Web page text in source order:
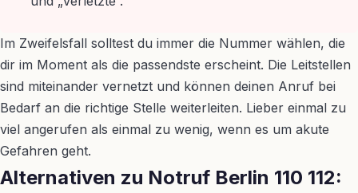
Im Zweifelsfall solltest du immer die Nummer wählen, die
dir im Moment als die passendste erscheint. Die Leitstellen
sind miteinander vernetzt und können deinen Anruf bei
Bedarf an die richtige Stelle weiterleiten. Lieber einmal zu
viel angerufen als einmal zu wenig, wenn es um akute
Gefahren geht.
Alternativen zu Notruf Berlin 110 112: